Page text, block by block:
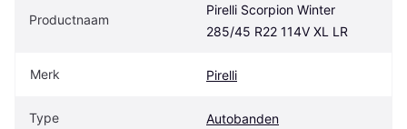
Productnaam
Pirelli Scorpion Winter
285/45 R22 114V XL LR
Merk Pirelli
Type Autobanden